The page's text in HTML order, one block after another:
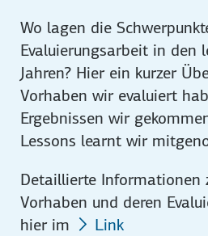
Wo lagen die
Evaluierungsarbeit in den
Jahren? Hier ein kurzer
Vorhaben wir evaluiert
Ergebnissen wir
Lessons learnt wir
Detaillierte Informationen
Vorhaben und deren
hier im
Link